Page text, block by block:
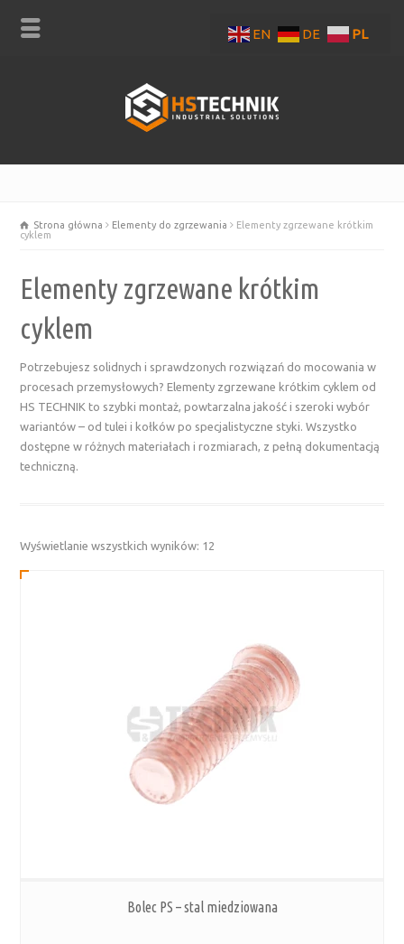
Strona główna Elementy do zgrzewania
Elementy zgrzewane krótkim
cyklem
Elementy zgrzewane krótkim
cyklem
Potrzebujesz solidnych i sprawdzonych rozwiązań do mocowania w
procesach przemysłowych? Elementy zgrzewane krótkim cyklem od
HS TECHNIK to szybki montaż, powtarzalna jakość i szeroki wybór
wariantów – od tulei i kołków po specjalistyczne styki. Wszystko
dostępne w różnych materiałach i rozmiarach, z pełną dokumentacją
techniczną.
Wyświetlanie wszystkich wyników: 12
Bolec PS – stal miedziowana
EN DE PL